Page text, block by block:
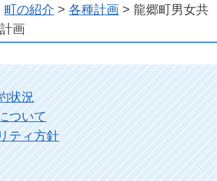
町の紹介 > 各種計画 > 龍郷町男女共
画
状況
ついて
ティ方針